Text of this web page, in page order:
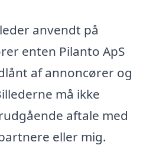
anvendt på
enten Pilanto ApS
af annoncører og
må ikke
aftale med
eller mig.